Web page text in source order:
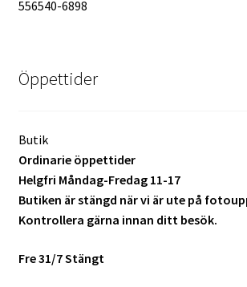
556540-6898
Öppettider
Butik
Ordinarie öppettider
Helgfri Måndag-Fredag 11-17
Butiken är stängd när vi är ute på
Kontrollera gärna innan ditt besök.
Fre 31/7 Stängt